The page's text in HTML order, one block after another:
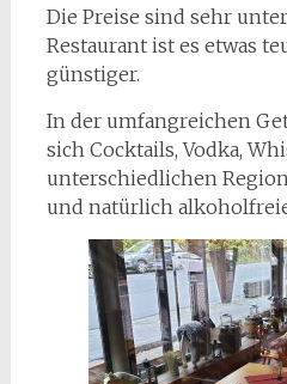
Die Preise sind sehr
Restaurant ist es etwas
günstiger.
In der umfangreichen
sich Cocktails, Vodka,
unterschiedlichen
und natürlich